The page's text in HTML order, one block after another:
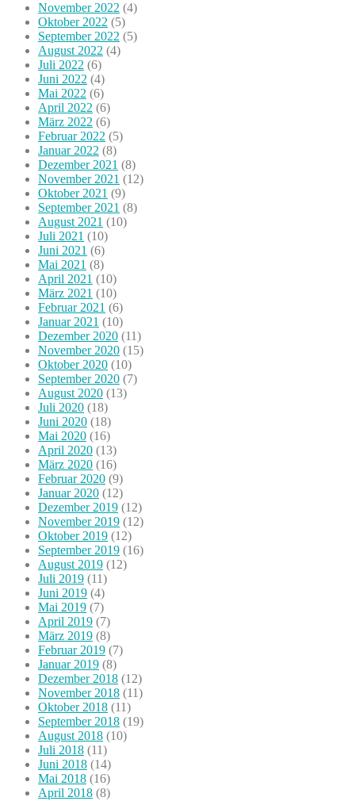
November 2022 (4)
Oktober 2022 (5)
September 2022 (5)
August 2022 (4)
Juli 2022 (6)
Juni 2022 (4)
Mai 2022 (6)
April 2022 (6)
März 2022 (6)
Februar 2022 (5)
Januar 2022 (8)
Dezember 2021 (8)
November 2021 (12)
Oktober 2021 (9)
September 2021 (8)
August 2021 (10)
Juli 2021 (10)
Juni 2021 (6)
Mai 2021 (8)
April 2021 (10)
März 2021 (10)
Februar 2021 (6)
Januar 2021 (10)
Dezember 2020 (11)
November 2020 (15)
Oktober 2020 (10)
September 2020 (7)
August 2020 (13)
Juli 2020 (18)
Juni 2020 (18)
Mai 2020 (16)
April 2020 (13)
März 2020 (16)
Februar 2020 (9)
Januar 2020 (12)
Dezember 2019 (12)
November 2019 (12)
Oktober 2019 (12)
September 2019 (16)
August 2019 (12)
Juli 2019 (11)
Juni 2019 (4)
Mai 2019 (7)
April 2019 (7)
März 2019 (8)
Februar 2019 (7)
Januar 2019 (8)
Dezember 2018 (12)
November 2018 (11)
Oktober 2018 (11)
September 2018 (19)
August 2018 (10)
Juli 2018 (11)
Juni 2018 (14)
Mai 2018 (16)
April 2018 (8)